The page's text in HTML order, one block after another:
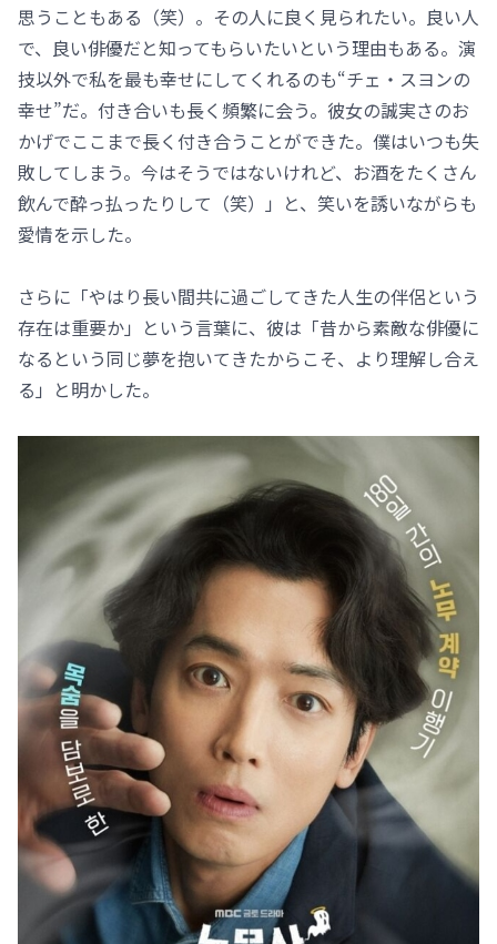
思うこともある（笑）。その人に良く見られたい。良い人
で、良い俳優だと知ってもらいたいという理由もある。演
技以外で私を最も幸せにしてくれるのも“チェ・スヨンの
幸せ”だ。付き合いも長く頻繁に会う。彼女の誠実さのお
かげでここまで長く付き合うことができた。僕はいつも失
敗してしまう。今はそうではないけれど、お酒をたくさん
飲んで酔っ払ったりして（笑）」と、笑いを誘いながらも
愛情を示した。
さらに「やはり長い間共に過ごしてきた人生の伴侶という
存在は重要か」という言葉に、彼は「昔から素敵な俳優に
なるという同じ夢を抱いてきたからこそ、より理解し合え
る」と明かした。